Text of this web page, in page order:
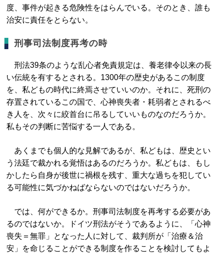
度、事件が起きる危険性をはらんでいる。そのとき、誰も
治安に責任をとらない。
刑事司法制度再考の時
刑法39条のような乱心者免責規定は、養老律令以来の長
い伝統を有するとされる。1300年の歴史があるこの制度
を、私どもの時代に終焉させていいのか。それに、死刑の
存置されているこの国で、心神喪失者・耗弱者とされるべ
き人を、次々に絞首台に吊るしていいものなのだろうか。
私もその判断に苦悩する一人である。
あくまでも個人的な見解であるが、私どもは、歴史とい
う法廷で裁かれる覚悟はあるのだろうか。私どもは、もし
かしたら自身が後世に禍根を残す、重大な過ちを犯してい
る可能性に気づかねばならないのではないだろうか。
では、何ができるか。刑事司法制度を再考する必要があ
るのではないか。ドイツ刑法がそうであるように、「心神
喪失＝無罪」となった人に対して、裁判所が「治療＆治
安」を命じることができる制度を作ることを検討してもよ